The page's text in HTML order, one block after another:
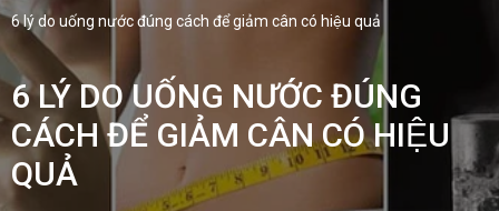
6 lý do uống nước đúng cách để giảm cân có hiệu quả
6 LÝ DO UỐNG NƯỚC ĐÚNG
CÁCH ĐỂ GIẢM CÂN CÓ HIỆU
QUẢ